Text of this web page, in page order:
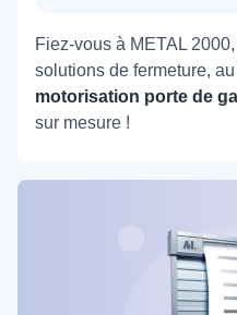
Fiez-vous à METAL
solutions de fermeture, au
motorisation porte de
sur mesure !